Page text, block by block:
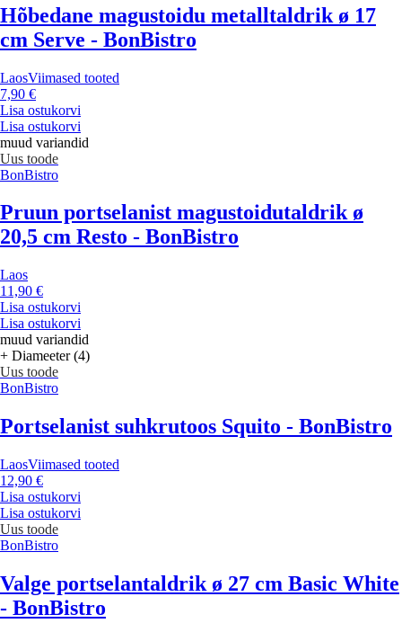
Hõbedane magustoidu metalltaldrik ø 17
cm Serve - BonBistro
LaosViimased tooted
7,90 €
Lisa ostukorvi
Lisa ostukorvi
muud variandid
Uus toode
BonBistro
Pruun portselanist magustoidutaldrik ø
20,5 cm Resto - BonBistro
Laos
11,90 €
Lisa ostukorvi
Lisa ostukorvi
muud variandid
+ Diameeter (4)
Uus toode
BonBistro
Portselanist suhkrutoos Squito - BonBistro
LaosViimased tooted
12,90 €
Lisa ostukorvi
Lisa ostukorvi
Uus toode
BonBistro
Valge portselantaldrik ø 27 cm Basic White
- BonBistro